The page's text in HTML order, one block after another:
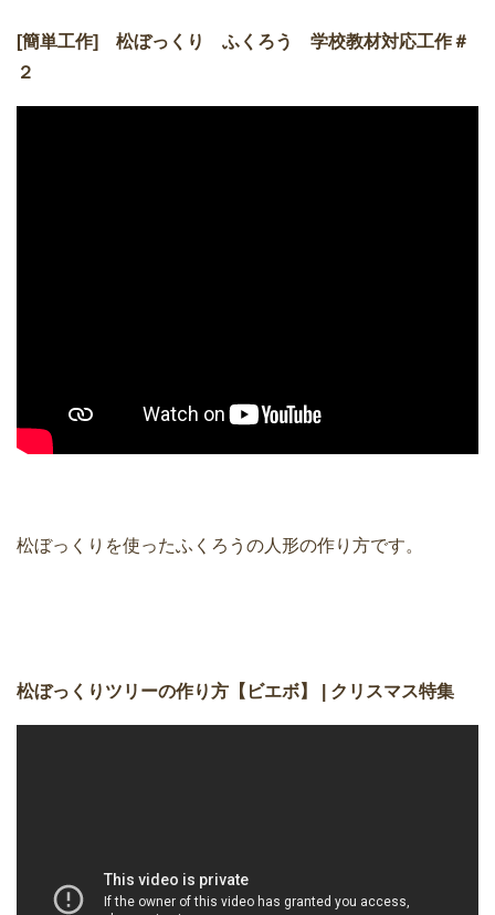
[簡単工作] 松ぼっくり ふくろう 学校教材対応工作＃
２
松ぼっくりを使ったふくろうの人形の作り方です。
松ぼっくりツリーの作り方【ビエボ】 | クリスマス特集